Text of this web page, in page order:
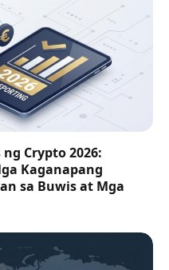
Crypto 2026:
Kaganapang
sa Buwis at Mga